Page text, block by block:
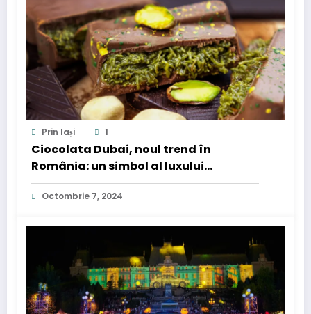
Prin Iași 1
Ciocolata Dubai, noul trend în
România: un simbol al luxului
promovat de influenceri – unde se
găsește în Iași?
Octombrie 7, 2024